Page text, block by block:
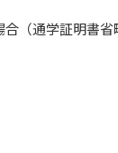
（通学証明書